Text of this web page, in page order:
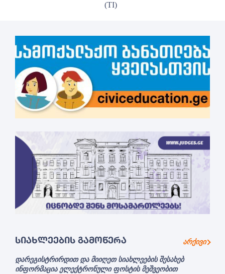
(TI)
ᲡᲘᲐᲮᲚᲔᲔᲑᲘᲡ ᲒᲐᲛᲝᲬᲔᲠᲐ არქივი
დარეგისტრირდით და მიიღეთ სიახლეების შესახებ
ინფორმაცია ელექტრონული ფოსტის მეშვეობით